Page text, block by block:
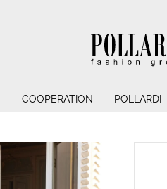
COOPERATION POLLARDI